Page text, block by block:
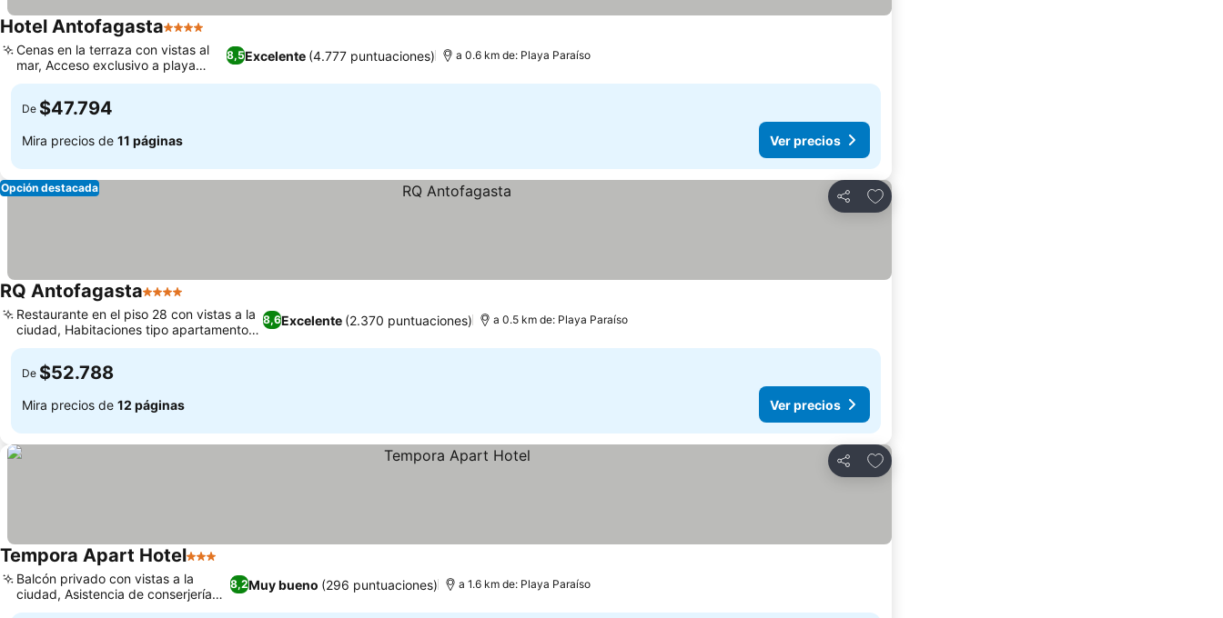
Hotel Antofagasta4 Estrellas
8,5Excelente (4.777 puntuaciones)
Cenas en la terraza con vistas al
mar, Acceso exclusivo a playa
privada
a 0.6 km de: Playa Paraíso
De $47.794
Mira precios de 11 páginas Ver precios
Compartir
Agregar a favoritos
Opción destacada
RQ Antofagasta4 Estrellas
8,6Excelente (2.370 puntuaciones)
Restaurante en el piso 28 con vistas a la
ciudad, Habitaciones tipo apartamento
con cocina
a 0.5 km de: Playa Paraíso
De $52.788
Mira precios de 12 páginas Ver precios
Compartir
Agregar a favoritos
Tempora Apart Hotel3 Estrellas
8,2Muy bueno (296 puntuaciones)
Balcón privado con vistas a la
ciudad, Asistencia de conserjería
dedicada
a 1.6 km de: Playa Paraíso